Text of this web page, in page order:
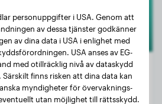
27 kg
personuppgifter i USA. Genom att
av dessa tjänster godkänner
av dina data i USA i enlighet med
USA anses av EG-
med otillräcklig nivå av dataskydd
Särskilt finns risken att dina data kan
myndigheter för övervaknings-
utan möjlighet till rättsskydd.